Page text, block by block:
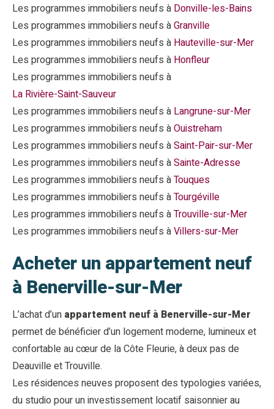
Les programmes immobiliers neufs à Donville-les-Bains
Les programmes immobiliers neufs àGranville
Les programmes immobiliers neufs à Hauteville-sur-Mer
Les programmes immobiliers neufs à Honfleur
Les programmes immobiliers neufs à
La Rivière-Saint-Sauveur
Les programmes immobiliers neufs à Langrune-sur-Mer
Les programmes immobiliers neufs àOuistreham
Les programmes immobiliers neufs àSaint-Pair-sur-Mer
Les programmes immobiliers neufs àSainte-Adresse
Les programmes immobiliers neufs àTouques
Les programmes immobiliers neufs àTourgéville
Les programmes immobiliers neufs àTrouville-sur-Mer
Les programmes immobiliers neufs àVillers-sur-Mer
Acheter un appartement neuf
à Benerville-sur-Mer
L’achat d’un appartement neuf à Benerville-sur-Mer
permet de bénéficier d’un logement moderne, lumineux et
confortable au cœur de la Côte Fleurie, à deux pas de
Deauville et Trouville.
Les résidences neuves proposent des typologies variées,
du studio pour un investissement locatif saisonnier au